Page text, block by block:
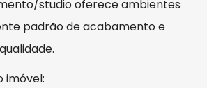
studio oferece ambientes
padrão de acabamento e
imóvel: